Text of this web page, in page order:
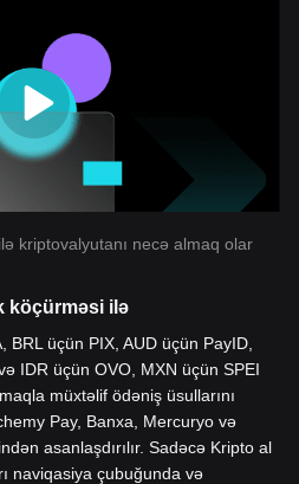
kriptovalyutanı necə almaq olar
köçürməsi ilə
BRL üçün PIX, AUD üçün PayID,
IDR üçün OVO, MXN üçün SPEI
müxtəlif ödəniş üsullarını
Pay, Banxa, Mercuryo və
asanlaşdırılır. Sadəcə Kripto al
naviqasiya çubuğunda və